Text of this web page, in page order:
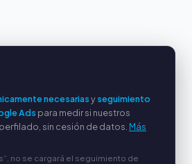
nosotros
de privacidad
frecuentes
necesariasyseguimiento
Ads para medir si nuestros
sin cesión de datos. Más
no se cargará el seguimiento de